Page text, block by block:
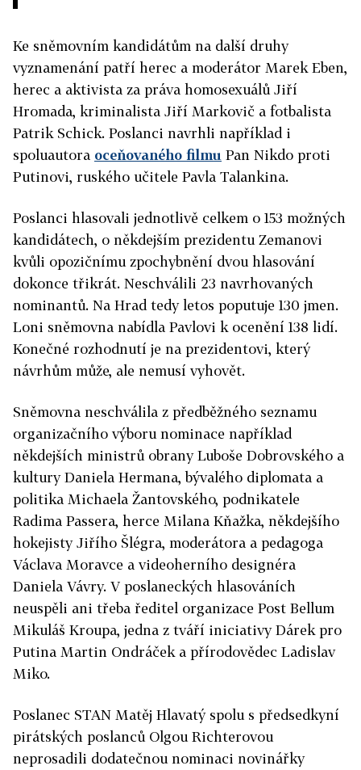
Ke sněmovním kandidátům na další druhy
vyznamenání patří herec a moderátor Marek Eben,
herec a aktivista za práva homosexuálů Jiří
Hromada, kriminalista Jiří Markovič a fotbalista
Patrik Schick. Poslanci navrhli například i
spoluautora oceňovaného filmu Pan Nikdo proti
Putinovi, ruského učitele Pavla Talankina.
Poslanci hlasovali jednotlivě celkem o 153 možných
kandidátech, o někdejším prezidentu Zemanovi
kvůli opozičnímu zpochybnění dvou hlasování
dokonce třikrát. Neschválili 23 navrhovaných
nominantů. Na Hrad tedy letos poputuje 130 jmen.
Loni sněmovna nabídla Pavlovi k ocenění 138 lidí.
Konečné rozhodnutí je na prezidentovi, který
návrhům může, ale nemusí vyhovět.
Sněmovna neschválila z předběžného seznamu
organizačního výboru nominace například
někdejších ministrů obrany Luboše Dobrovského a
kultury Daniela Hermana, bývalého diplomata a
politika Michaela Žantovského, podnikatele
Radima Passera, herce Milana Kňažka, někdejšího
hokejisty Jiřího Šlégra, moderátora a pedagoga
Václava Moravce a videoherního designéra
Daniela Vávry. V poslaneckých hlasováních
neuspěli ani třeba ředitel organizace Post Bellum
Mikuláš Kroupa, jedna z tváří iniciativy Dárek pro
Putina Martin Ondráček a přírodovědec Ladislav
Miko.
Poslanec STAN Matěj Hlavatý spolu s předsedkyní
pirátských poslanců Olgou Richterovou
neprosadili dodatečnou nominaci novinářky